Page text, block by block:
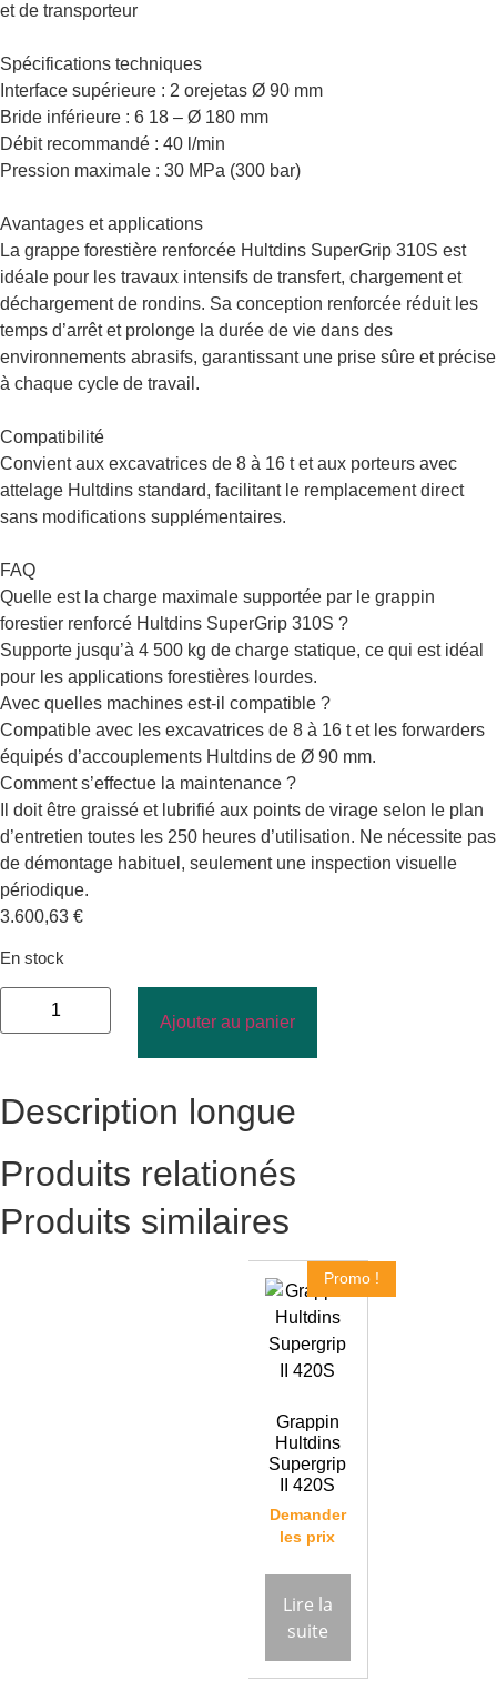
et de transporteur
Spécifications techniques
Interface supérieure : 2 orejetas Ø 90 mm
Bride inférieure : 6 18 – Ø 180 mm
Débit recommandé : 40 l/min
Pression maximale : 30 MPa (300 bar)
Avantages et applications
La grappe forestière renforcée Hultdins SuperGrip 310S est
idéale pour les travaux intensifs de transfert, chargement et
déchargement de rondins. Sa conception renforcée réduit les
temps d’arrêt et prolonge la durée de vie dans des
environnements abrasifs, garantissant une prise sûre et précise
à chaque cycle de travail.
Compatibilité
Convient aux excavatrices de 8 à 16 t et aux porteurs avec
attelage Hultdins standard, facilitant le remplacement direct
sans modifications supplémentaires.
FAQ
Quelle est la charge maximale supportée par le grappin
forestier renforcé Hultdins SuperGrip 310S ?
Supporte jusqu’à 4 500 kg de charge statique, ce qui est idéal
pour les applications forestières lourdes.
Avec quelles machines est-il compatible ?
Compatible avec les excavatrices de 8 à 16 t et les forwarders
équipés d’accouplements Hultdins de Ø 90 mm.
Comment s’effectue la maintenance ?
Il doit être graissé et lubrifié aux points de virage selon le plan
d’entretien toutes les 250 heures d’utilisation. Ne nécessite pas
de démontage habituel, seulement une inspection visuelle
périodique.
3.600,63 €
En stock
Ajouter au panier
Description longue
Produits relationés
Produits similaires
Promo !
Grappin
Hultdins
Supergrip
II 420S
Demander
les prix
Lire la
suite